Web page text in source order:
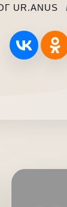
UR.ANUS